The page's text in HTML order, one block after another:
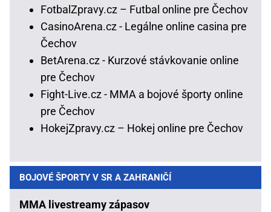
FotbalZpravy.cz – Futbal online pre Čechov
CasinoArena.cz - Legálne online casina pre
Čechov
BetArena.cz - Kurzové stávkovanie online
pre Čechov
Fight-Live.cz - MMA a bojové športy online
pre Čechov
HokejZpravy.cz – Hokej online pre Čechov
BOJOVÉ ŠPORTY V SR A ZAHRANIČÍ
MMA livestreamy zápasov